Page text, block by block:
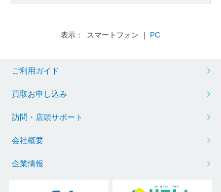
表示： スマートフォン ｜ PC
ご利用ガイド
買取お申し込み
訪問・店頭サポート
会社概要
企業情報